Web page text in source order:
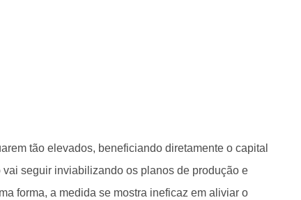
tão elevados, beneficiando diretamente o capital
seguir inviabilizando os planos de produção e
forma, a medida se mostra ineficaz em aliviar o